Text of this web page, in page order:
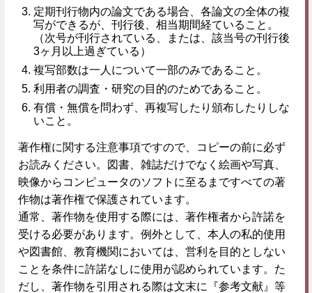
定期刊行物内の論文である場合、各論文の全体の複
写ができるが、刊行後、相当期間経ていること。
（次号が刊行されている、または、該当号の刊行後
3ヶ月以上過ぎている）
複写部数は一人について一部のみであること。
利用者の調査・研究の目的のためであること。
有償・無償を問わず、再複写したり頒布したりしな
いこと。
著作権に関する注意事項ですので、コピーの前に必ず
お読みください。図書、雑誌だけでなく絵画や写真、
映像からコンピュータのソフトに至るまですべての著
作物は著作権で保護されています。
通常、著作物を使用する際には、著作権者から許諾を
受ける必要があります。例外として、本人の私的使用
や図書館、教育機関においては、営利を目的としない
ことを条件に許諾なしに使用が認められています。た
だし、著作物を引用される際は文末に『参考文献』等